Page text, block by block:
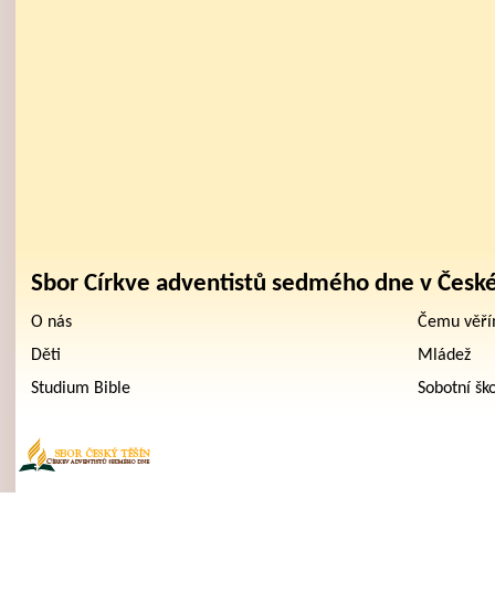
Sbor Církve adventistů sedmého dne v
O nás
Čemu
Děti
Mládež
Studium Bible
Sobotní